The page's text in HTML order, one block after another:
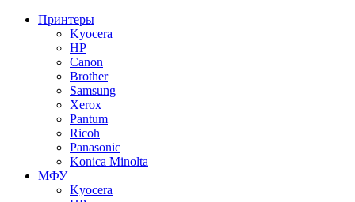
Принтеры
Kyocera
HP
Canon
Brother
Samsung
Xerox
Pantum
Ricoh
Panasonic
Konica Minolta
МФУ
Kyocera